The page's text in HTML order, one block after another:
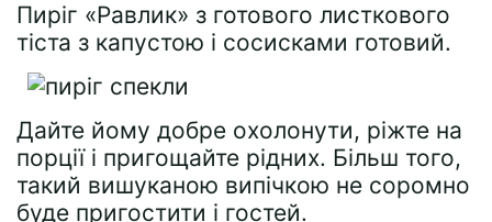
Пиріг «Равлик» з готового листкового
тіста з капустою і сосисками готовий.
Дайте йому добре охолонути, ріжте на
порції і пригощайте рідних. Більш того,
такий вишуканою випічкою не соромно
буде пригостити і гостей.